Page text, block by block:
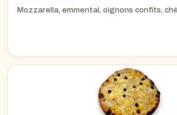
Mozzarella, emmental, oignons confits,